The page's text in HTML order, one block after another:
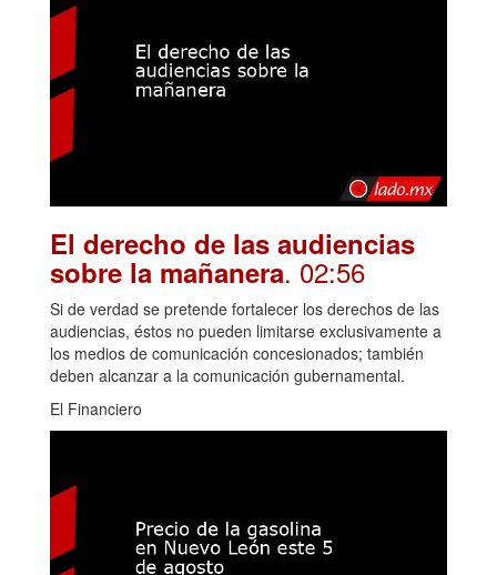
El derecho de las audiencias
sobre la mañanera. 02:56
Si de verdad se pretende fortalecer los derechos de las
audiencias, éstos no pueden limitarse exclusivamente a
los medios de comunicación concesionados; también
deben alcanzar a la comunicación gubernamental.
El Financiero